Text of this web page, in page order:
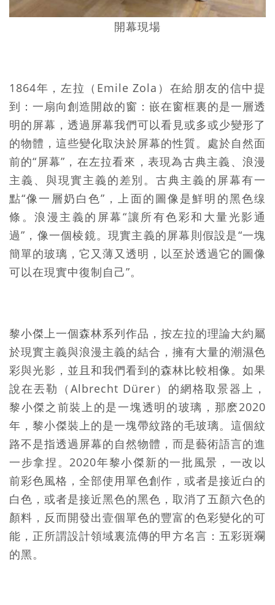
開幕現場
1864年，左拉（Emile Zola）在給朋友的信中提
到：一扇向創造開啟的窗：嵌在窗框裏的是一層透
明的屏幕，透過屏幕我們可以看見或多或少變形了
的物體，這些變化取決於屏幕的性質。處於自然面
前的“屏幕”，在左拉看來，表現為古典主義、浪漫
主義、與現實主義的差別。古典主義的屏幕有一
點“像一層奶白色”，上面的圖像是鮮明的黑色缐
條。浪漫主義的屏幕“讓所有色彩和大量光影通
過”，像一個棱鏡。現實主義的屏幕則假設是“一塊
簡單的玻璃，它又薄又透明，以至於透過它的圖像
可以在現實中復制自己”。
黎小傑上一個森林系列作品，按左拉的理論大約屬
於現實主義與浪漫主義的結合，擁有大量的潮濕色
彩與光影，並且和我們看到的森林比較相像。如果
說在丟勒（Albrecht Dürer）的網格取景器上，
黎小傑之前裝上的是一塊透明的玻璃，那麽2020
年，黎小傑裝上的是一塊帶紋路的毛玻璃。這個紋
路不是指透過屏幕的自然物體，而是藝術語言的進
一步拿捏。2020年黎小傑新的一批風景，一改以
前彩色風格，全部使用單色創作，或者是接近白的
白色，或者是接近黑色的黑色，取消了五顏六色的
顏料，反而開發出壹個單色的豐富的色彩變化的可
能，正所謂設計領域裏流傳的甲方名言：五彩斑斕
的黑。